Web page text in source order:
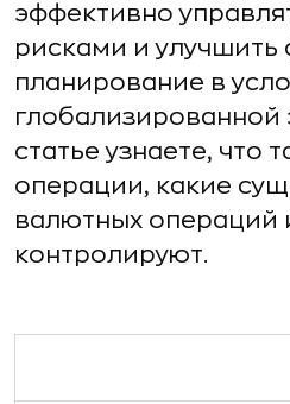
эффективно
рисками и улучшить
планирование в
глобализированной
статье узнаете, что
операции, какие
валютных операций
контролируют.